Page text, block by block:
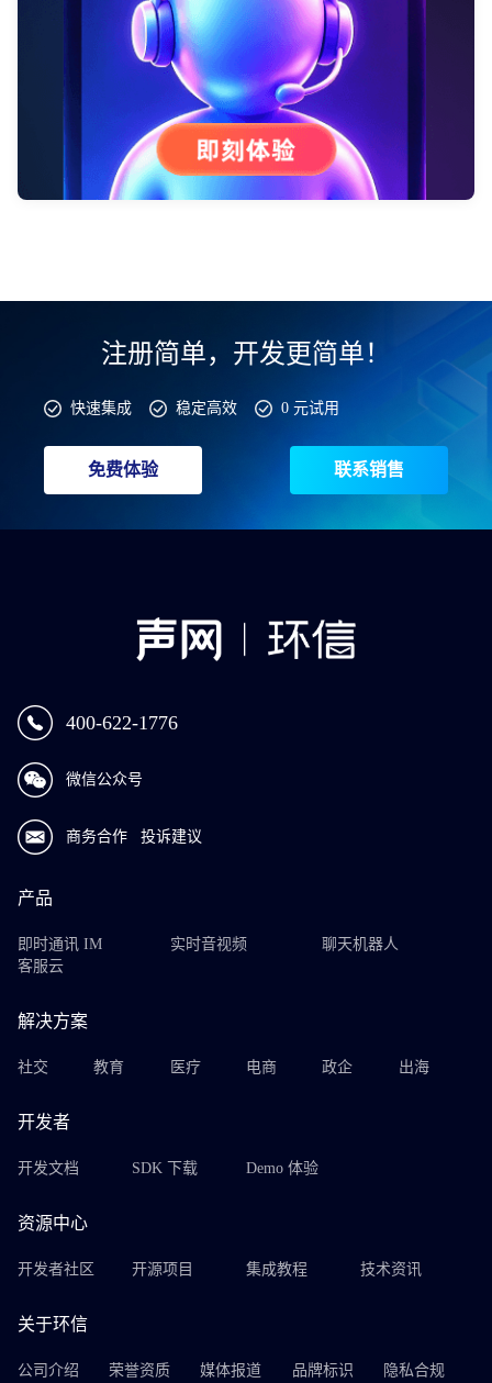
注册简单，开发更简单！
快速集成 稳定高效 0 元试用
免费体验 联系销售
400-622-1776
微信公众号
商务合作 投诉建议
产品
即时通讯 IM 实时音视频
聊天机器人
客服云
解决方案
社交 教育 医疗 电商 政企 出海
开发者
开发文档 SDK 下载 Demo 体验
资源中心
开发者社区 开源项目 集成教程 技术资讯
关于环信
公司介绍 荣誉资质 媒体报道 品牌标识 隐私合规